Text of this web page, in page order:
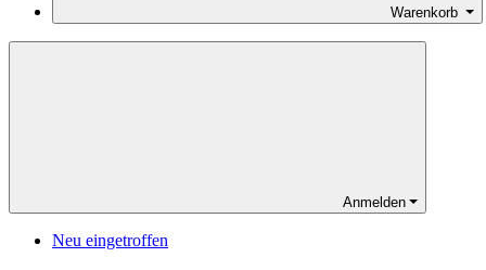
Warenkorb
Anmelden
Neu eingetroffen